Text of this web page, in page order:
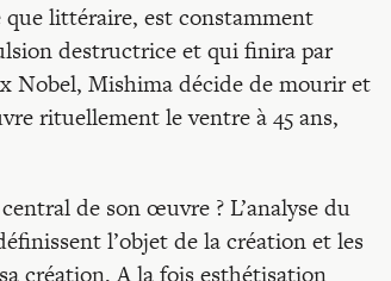
littéraire, est constamment
destructrice et qui finira par
Nobel, Mishima décide de mourir et
rituellement le ventre à 45 ans,
de son œuvre ? L’analyse du
l’objet de la création et les
création. A la fois esthétisation